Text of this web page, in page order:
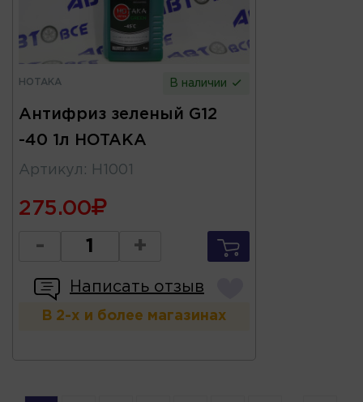
HOTAKA В наличии
Антифриз зеленый G12
-40 1л HOTAKA
Артикул : H1001
275.00
- +
Написать отзыв
В 2-х и более магазинах